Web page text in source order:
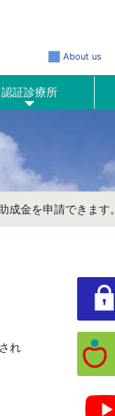
About us
認証診療所
金を申請できます。
れ